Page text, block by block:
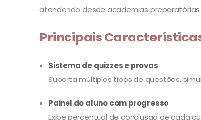
atendendo desde academias
Principais
Sistema de quizzes e provas
Suporta múltiplos tipos de questões,
Painel do aluno com progresso
Exibe percentual de conclusão de cada